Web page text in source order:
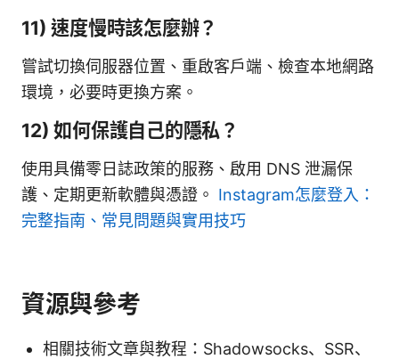
11) 速度慢時該怎麼辦？
嘗試切換伺服器位置、重啟客戶端、檢查本地網路
環境，必要時更換方案。
12) 如何保護自己的隱私？
使用具備零日誌政策的服務、啟用 DNS 泄漏保
護、定期更新軟體與憑證。 Instagram怎麼登入：
完整指南、常見問題與實用技巧
資源與參考
相關技術文章與教程：Shadowsocks、SSR、